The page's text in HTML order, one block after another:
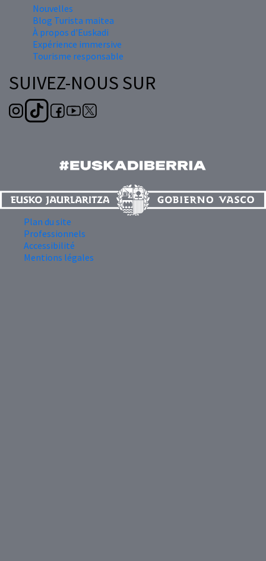
Nouvelles
Blog Turista maitea
À propos d'Euskadi
Expérience immersive
Tourisme responsable
SUIVEZ-NOUS SUR
Plan du site
Professionnels
Accessibilité
Mentions légales